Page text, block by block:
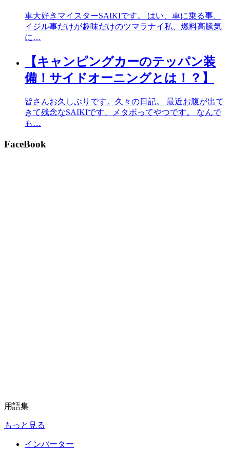
車大好きマイスターSAIKIです。 はい、車に乗る事、
イジル事だけが趣味だけのツマラナイ私、燃料高騰気
に…
【キャンピングカーのテッパン装
備！サイドオーニングとは！？】
皆さんお久しぶりです。久々の日記。 最近お腹が出て
きて残念なSAIKIです、メタボってやつです。 なんで
も…
FaceBook
用語集
もっと見る
インバーター